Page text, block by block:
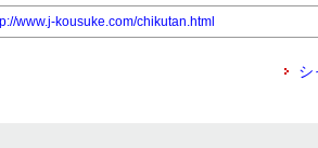
www.j-kousuke.com/chikutan.html
シ